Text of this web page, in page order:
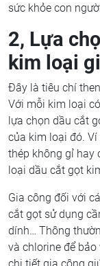
sức khỏe con
2, Lựa
kim loại
Đây là tiêu chí
Với mỗi kim loại
lựa chọn dầu cắt
của kim loại đó.
thép không gỉ hay
loại dầu cắt gọt
Gia công đối với
cắt gọt sử dụng
dính… Thông
và chlorine để